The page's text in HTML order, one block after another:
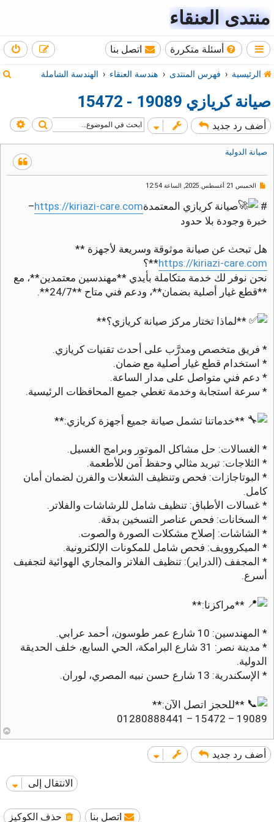
منتدى العنقاء
أسئلة متكررة اتصل بنا
الرئيسية فهرس المنتدى هندسة العنقاء الهندسة الشاملة
صيانة كريازي 19089 - 15472
أضف رد جديد بحث
صيانة الدولية
م
ا
ك
م
ق
ر
و
ة
الخميس 21 أغسطس 2025, الساعة 12:54
# صيانة كريازي المعتمدةhttps://kiriazi-care.com
–
خبرة وجودة بلا حدود
هل تبحث عن صيانة موثوقة وسريعة لأجهزة **
https://kiriazi-care.com**؟
نحن نوفر لك خدمة متكاملة بأيدي **مهندسين معتمدين**، مع
**قطع غيار أصلية بضمان**، ودعم فني متاح **24/7**.
**لماذا تختار مركز صيانة كريازي؟**
* فريق متخصص ومدرَّب على أحدث تقنيات كريازي.
* استخدام قطع غيار أصلية مع ضمان.
* دعم فني متواصل على مدار الساعة.
* سرعة استجابة وخدمة تغطي جميع المحافظات الرئيسية.
**خدماتنا تشمل صيانة جميع أجهزة كريازي:**
* الغسالات: حل مشاكل الموتور وبرامج الغسيل.
* الثلاجات: تبريد مثالي وحفظ آمن للأطعمة.
* البوتاجازات: فحص وتنظيف الشعلات والفرن لضمان أمان
كامل.
* غسالات الأطباق: تنظيف شامل للرشاشات والفلاتر.
* السخانات: فحص عناصر التسخين بدقة.
* الشاشات: إصلاح مشكلات الصورة والصوت.
* الميكروويف: فحص شامل للمكونات الإلكترونية.
* المجفف (الدراير): تنظيف الفلاتر والمجاري الهوائية لتجفيف
أسرع.
**مراكزنا:**
* المهندسين: 10 شارع عمر طوسون، أحمد عرابي.
* مدينة نصر: 31 شارع البرامكة، الحي السابع، خلف الحديقة
الدولية.
* الإسكندرية: 13 شارع حسن نبيه المصري، لوران.
**للحجز اتصل الآن:**
19089 – 15472 – 01280888441
أضف رد جديد
الانتقال إلى
حذف الكوكيز اتصل بنا